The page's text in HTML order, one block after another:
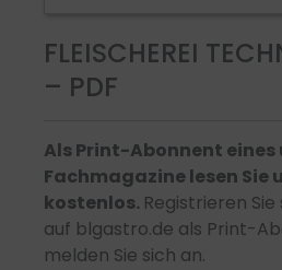
FLEISCHEREI
– PDF
Als Print-Abonnent eines
Fachmagazine lesen Sie
kostenlos. Registrieren
auf blgastro.de als Print-
melden Sie sich an.